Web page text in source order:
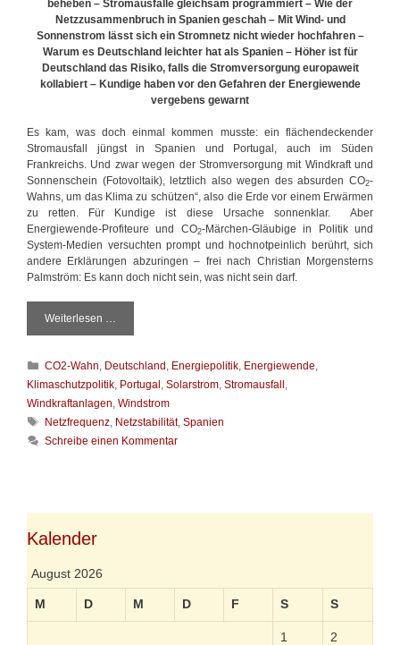
beheben – Stromausfälle gleichsam programmiert – Wie der
Netzzusammenbruch in Spanien geschah – Mit Wind- und
Sonnenstrom lässt sich ein Stromnetz nicht wieder hochfahren –
Warum es Deutschland leichter hat als Spanien – Höher ist für
Deutschland das Risiko, falls die Stromversorgung europaweit
kollabiert – Kundige haben vor den Gefahren der Energiewende
vergebens gewarnt
Es kam, was doch einmal kommen musste: ein flächendeckender
Stromausfall jüngst in Spanien und Portugal, auch im Süden
Frankreichs. Und zwar wegen der Stromversorgung mit Windkraft und
Sonnenschein (Fotovoltaik), letztlich also wegen des absurden CO2-
Wahns, um das Klima zu schützen“, also die Erde vor einem Erwärmen
zu retten. Für Kundige ist diese Ursache sonnenklar. Aber
Energiewende-Profiteure und CO2-Märchen-Gläubige in Politik und
System-Medien versuchten prompt und hochnotpeinlich berührt, sich
andere Erklärungen abzuringen – frei nach Christian Morgensterns
Palmström: Es kann doch nicht sein, was nicht sein darf.
Weiterlesen …
e
o
m
m
e
,
k
n
u
K
a
g
o
CO2-Wahn, Deutschland , Energiepolitik, Energiewende,
Klimaschutzpolitik, Portugal , Solarstrom, Stromausfall ,
Windkraftanlagen, Windstrom
S
c
ö
e
Netzfrequenz, Netzstabilität,Spanien
Schreibe einen Kommentar
Kalender
August 2026
M D M D F S S
1 2